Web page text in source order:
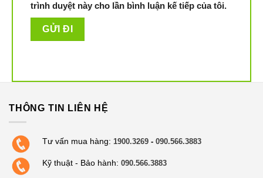
trình duyệt này cho lần bình luận kế tiếp của tôi.
THÔNG TIN LIÊN HỆ
Tư vấn mua hàng: 1900.3269 -090.566.3883
Kỹ thuật - Bảo hành: 090.566.3883